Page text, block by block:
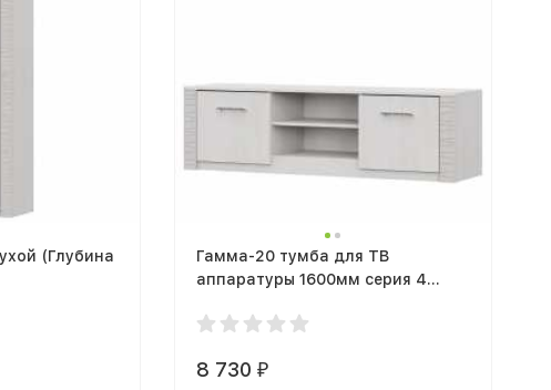
(Глубина
Гамма-20 тумба для ТВ
аппаратуры 1600мм серия 4
светлый
8 730 ₽